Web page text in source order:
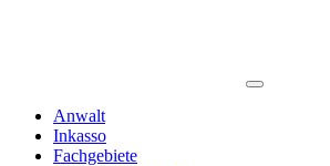
Anwalt
Inkasso
Fachgebiete